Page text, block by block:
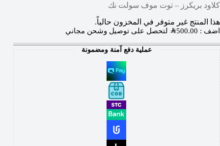
كلاود بريكرز – توت موف سولت نك
هذا المنتج غير متوفر في المخزون حالياً.
اضف : SAR500.00 لتحصل على توصيل وشحن مجاني
عملية دفع آمنة ومضمونة